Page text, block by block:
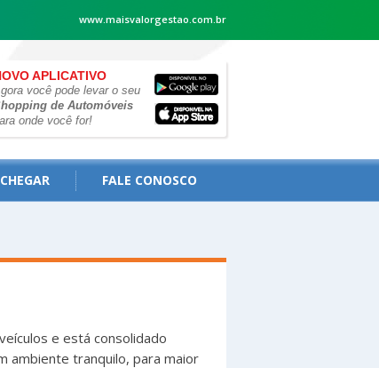
www.maisvalorgestao.com.br
APLICATIVO
você pode levar o seu
de Automóveis
onde você for!
FALE CONOSCO
e está consolidado
ambiente tranquilo, para maior